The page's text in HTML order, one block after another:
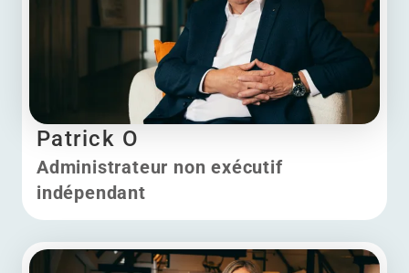
Patrick O
Administrateur non exécutif
indépendant
Patrick O